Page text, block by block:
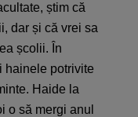
știm că
dar și că vrei sa
școlii. În
hainele potrivite
Haide la
o să mergi anul